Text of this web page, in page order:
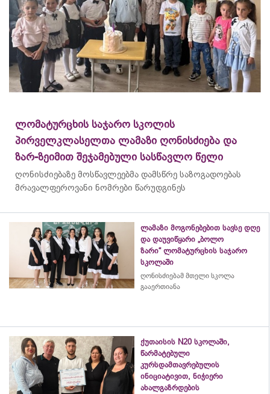
ლომატურცხის საჯარო სკოლის
პირველკლასელთა ლამაზი ღონისძიება და
ზარ-ზეიმით შეჯამებული სასწავლო წელი
ღონისძიებაზე მოსწავლეებმა დამსწრე საზოგადოებას
მრავალფეროვანი ნომრები წარუდგინეს
ლამაზი მოგონებებით სავსე დღე
და დაუვიწყარი „ბოლო
ზარი“ ლომატურცხის საჯარო
სკოლაში
ღონისძიებამ მთელი სკოლა
გააერთიანა
ქუთაისის N20 სკოლაში,
წარმატებული
კურსდამთავრებულის
ინიციატივით, ნიჭიერი
ახალგაზრდების